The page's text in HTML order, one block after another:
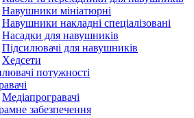
Навушники мініатюрні
Навушники накладні спеціалізовані
Насадки для навушників
Підсилювачі для навушників
Хедсети
потужності
Медіапрогравачі
забезпечення